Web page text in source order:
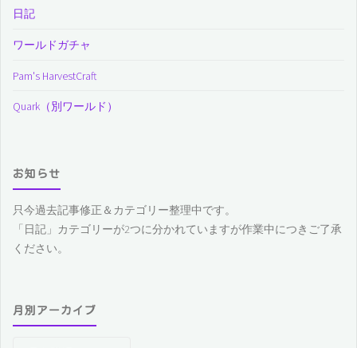
日記
ワールドガチャ
Pam's HarvestCraft
Quark（別ワールド）
お知らせ
只今過去記事修正＆カテゴリー整理中です。
「日記」カテゴリーが2つに分かれていますが作業中につきご了承
ください。
月別アーカイブ